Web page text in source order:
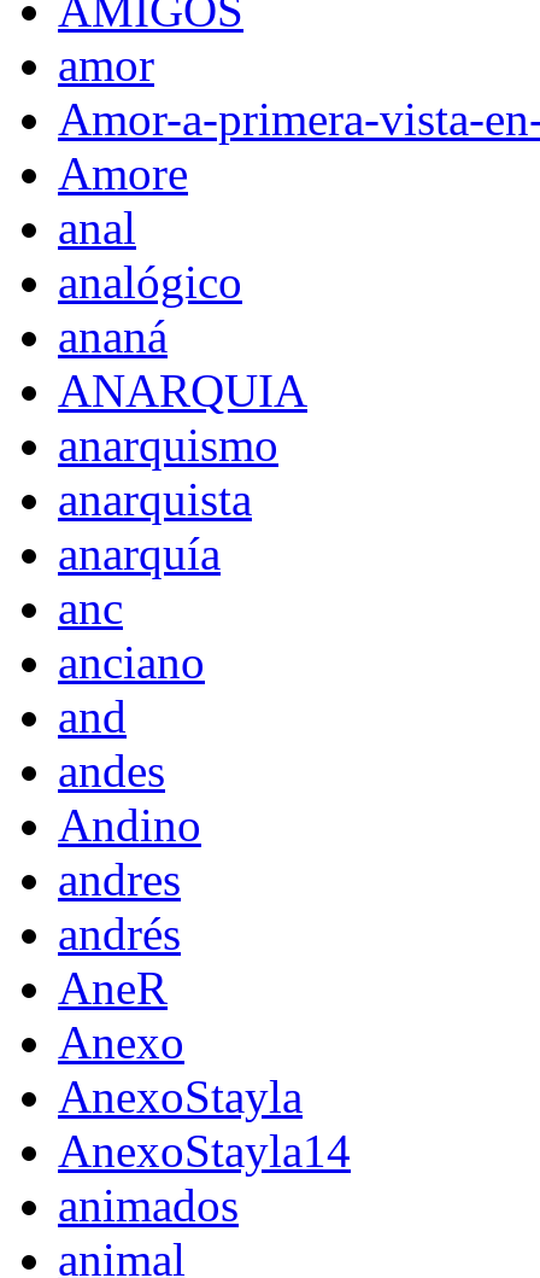
AMIGOS
amor
Amor-a-primera-vista-
Amore
anal
analógico
ananá
ANARQUIA
anarquismo
anarquista
anarquía
anc
anciano
and
andes
Andino
andres
andrés
AneR
Anexo
AnexoStayla
AnexoStayla14
animados
animal